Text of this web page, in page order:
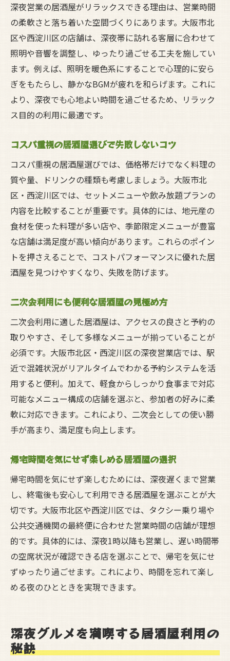
深夜営業の居酒屋がリラックスできる理由は、営業時間
の柔軟さと落ち着いた空間づくりにあります。大阪市北
区や西淀川区の店舗は、深夜帯に訪れる客層に合わせて
照明や音響を調整し、ゆったり過ごせる工夫を施してい
ます。例えば、照明を暖色系にすることで心理的に安ら
ぎをもたらし、静かなBGMが疲れを和らげます。これに
より、深夜でも心地よい時間を過ごせるため、リラック
ス目的の利用に最適です。
コスパ重視の居酒屋選びで失敗しないコツ
コスパ重視の居酒屋選びでは、価格帯だけでなく料理の
質や量、ドリンクの種類も考慮しましょう。大阪市北
区・西淀川区では、セットメニューや飲み放題プランの
内容を比較することが重要です。具体的には、地元産の
食材を使った料理が多い店や、季節限定メニューが豊富
な店舗は満足度が高い傾向があります。これらのポイン
トを押さえることで、コストパフォーマンスに優れた居
酒屋を見つけやすくなり、失敗を防げます。
二次会利用にも便利な居酒屋の見極め方
二次会利用に適した居酒屋は、アクセスの良さと予約の
取りやすさ、そして多様なメニューが揃っていることが
必須です。大阪市北区・西淀川区の深夜営業店では、駅
近で混雑状況がリアルタイムでわかる予約システムを活
用すると便利。加えて、軽食からしっかり食事まで対応
可能なメニュー構成の店舗を選ぶと、参加者の好みに柔
軟に対応できます。これにより、二次会としての使い勝
手が高まり、満足度も向上します。
帰宅時間を気にせず楽しめる居酒屋の選択
帰宅時間を気にせず楽しむためには、深夜遅くまで営業
し、終電後も安心して利用できる居酒屋を選ぶことが大
切です。大阪市北区や西淀川区では、タクシー乗り場や
公共交通機関の最終便に合わせた営業時間の店舗が理想
的です。具体的には、深夜1時以降も営業し、遅い時間帯
の空席状況が確認できる店を選ぶことで、帰宅を気にせ
ずゆったり過ごせます。これにより、時間を忘れて楽し
める夜のひとときを実現できます。
深夜グルメを満喫する居酒屋利用の
秘訣